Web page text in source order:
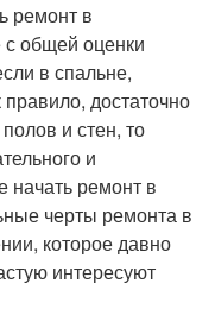
ремонт в
с общей оценки
в спальне,
достаточно
и стен, то
и
начать ремонт в
черты ремонта в
которое давно
интересуют